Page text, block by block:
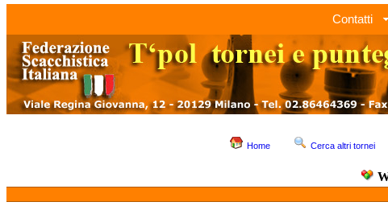
Contatti
Home Cerca altri tornei